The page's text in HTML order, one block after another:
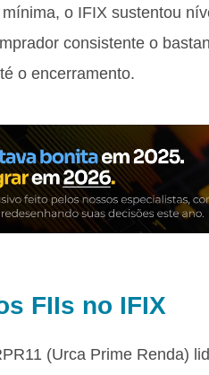
o IFIX sustentou
consistente o
o encerramento.
FIIs no IFIX
(Urca Prime Renda)